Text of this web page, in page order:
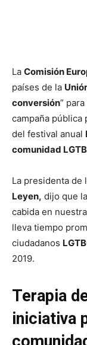
La Comisión
países de la
conversión”
campaña pública
del festival anual
comunidad
La presidenta de
Leyen, dijo que
cabida en
lleva tiempo
ciudadanos
2019.
Terapia
iniciativa